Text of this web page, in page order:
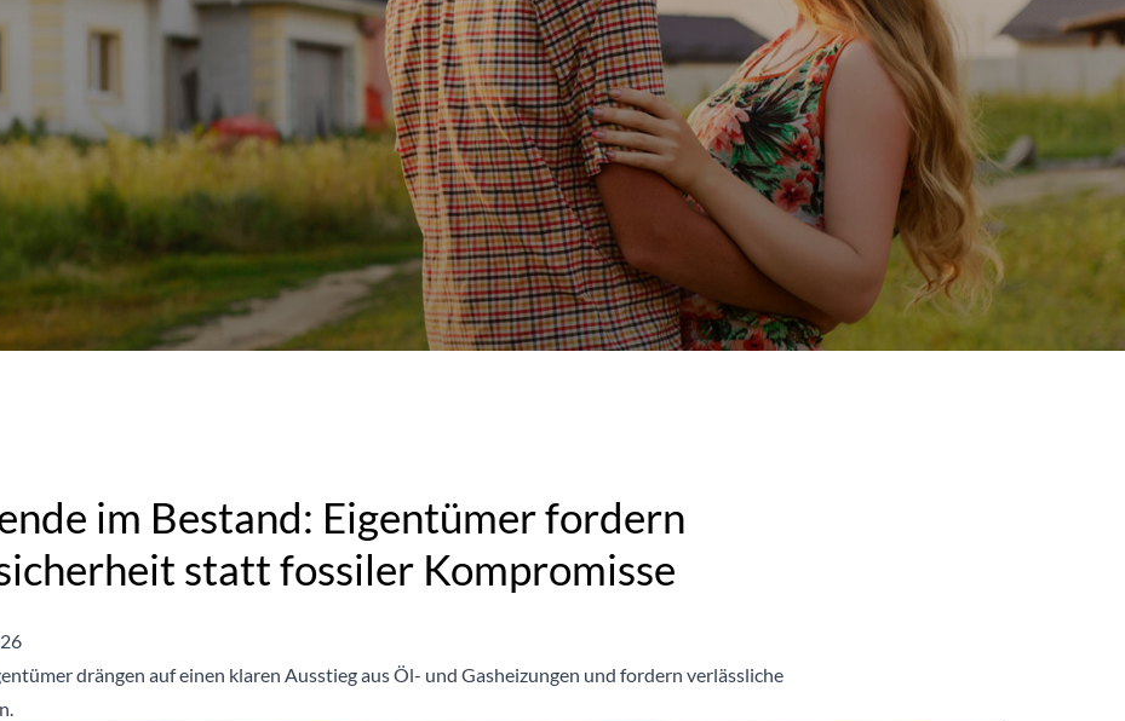
im Bestand: Eigentümer fordern
statt fossiler Kompromisse
drängen auf einen klaren Ausstieg aus Öl- und Gasheizungen und fordern verlässliche